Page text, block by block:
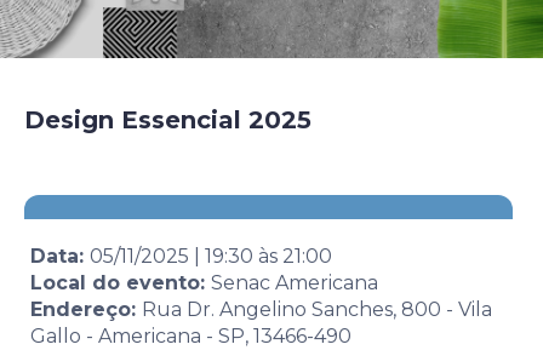
Design Essencial 2025
Data: 05/11/2025 19:30 às 21:00
Local do evento: Senac Americana
Endereço: Rua Dr. Angelino Sanches, 800 - Vila
Gallo - Americana - SP, 13466-490